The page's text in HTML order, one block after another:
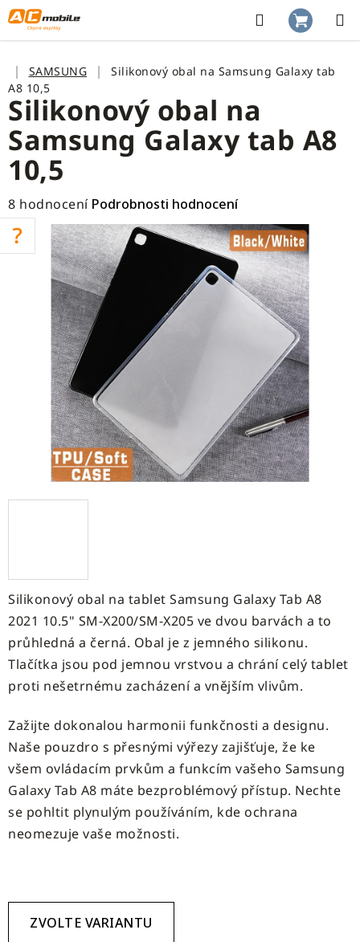
Přejít
na
obsah
Hledat
KOŠÍK
DomůSAMSUNG
Silikonový obal na Samsung Galaxy tab
A8 10,5
Silikonový obal na tablet Samsung Galaxy Tab A8
2021 10.5" SM-X200/SM-X205 ve dvou barvách a to
průhledná a černá. Obal je z jemného silikonu.
Tlačítka jsou pod jemnou vrstvou a chrání celý tablet
proti nešetrnému zacházení a vnějším vlivům.
Zažijte dokonalou harmonii funkčnosti a designu.
Naše pouzdro s přesnými výřezy zajišťuje, že ke
všem ovládacím prvkům a funkcím vašeho Samsung
Galaxy Tab A8 máte bezproblémový přístup. Nechte
se pohltit plynulým používáním, kde ochrana
neomezuje vaše možnosti.
ZVOLTE VARIANTU
Silikonový obal na
Samsung Galaxy tab A8
10,5
Průměrné
hodnocení
produktu
hvězdiček.
8 hodnocení Podrobnosti hodnocení